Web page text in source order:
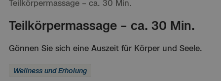
Teilkörpermassage – ca. 30 Min.
Teilkörpermassage – ca. 30 Min.
Gönnen Sie sich eine Auszeit für Körper und Seele.
Wellness und Erholung